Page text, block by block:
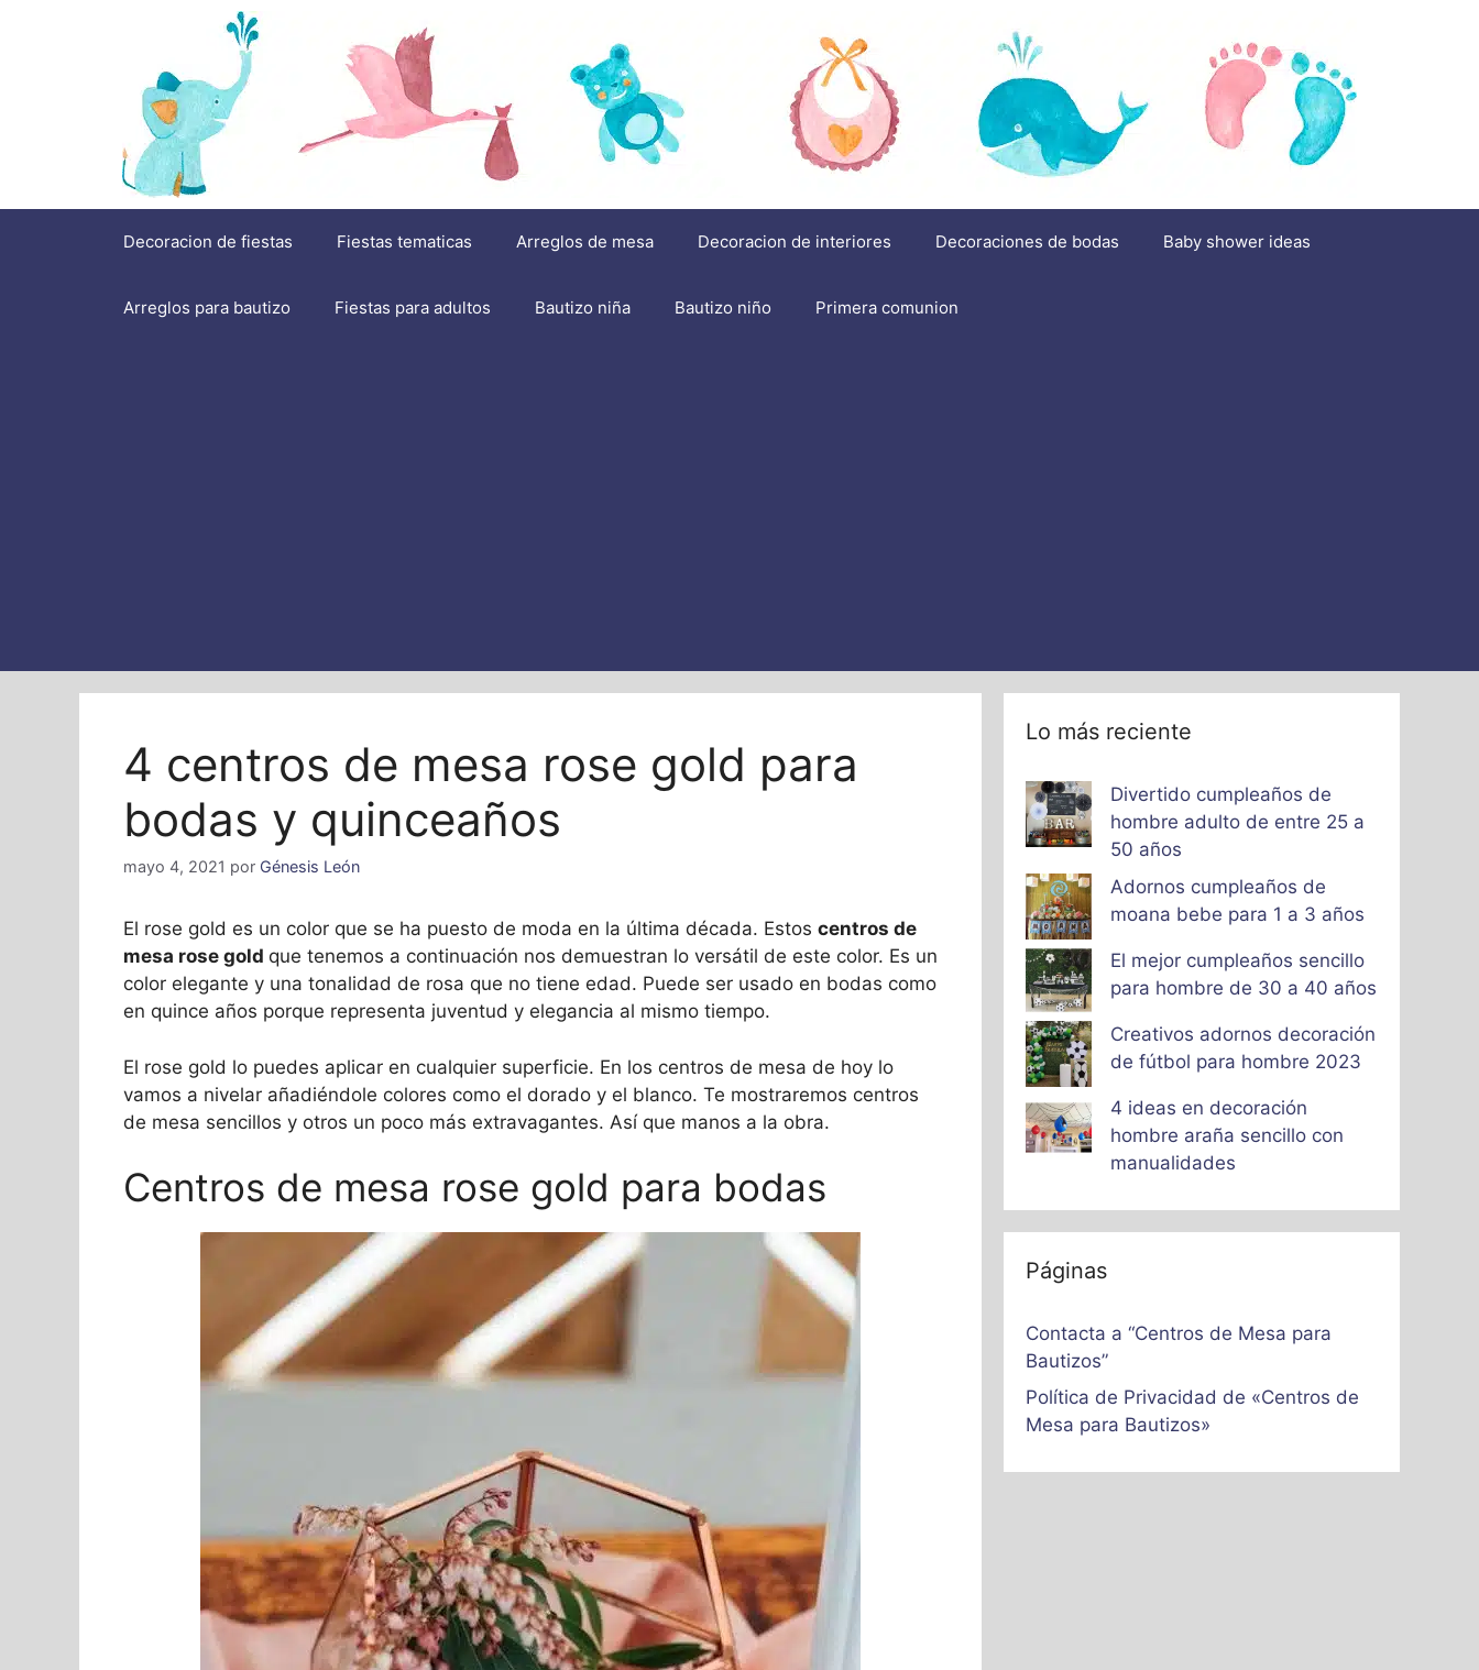
Decoracion de fiestas Fiestas tematicas Arreglos de mesa Decoracion de interiores Decoraciones de bodas Baby shower ideas
Arreglos para bautizo Fiestas para adultos Bautizo niña Bautizo niño Primera comunion
4 centros de mesa rose gold para
bodas y quinceaños
mayo 4, 2021 por Génesis León
El rose gold es un color que se ha puesto de moda en la última década. Estos centros de
mesa rose gold que tenemos a continuación nos demuestran lo versátil de este color. Es un
color elegante y una tonalidad de rosa que no tiene edad. Puede ser usado en bodas como
en quince años porque representa juventud y elegancia al mismo tiempo.
El rose gold lo puedes aplicar en cualquier superficie. En los centros de mesa de hoy lo
vamos a nivelar añadiéndole colores como el dorado y el blanco. Te mostraremos centros
de mesa sencillos y otros un poco más extravagantes. Así que manos a la obra.
Centros de mesa rose gold para bodas
Lo más reciente
Divertido cumpleaños de
hombre adulto de entre 25 a
50 años
Adornos cumpleaños de
moana bebe para 1 a 3 años
El mejor cumpleaños sencillo
para hombre de 30 a 40 años
Creativos adornos decoración
de fútbol para hombre 2023
4 ideas en decoración
hombre araña sencillo con
manualidades
Páginas
Contacta a “Centros de Mesa para
Bautizos”
Política de Privacidad de «Centros de
Mesa para Bautizos»